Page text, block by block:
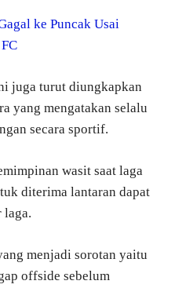
ke Puncak Usai
juga turut diungkapkan
yang mengatakan selalu
secara sportif.
wasit saat laga
diterima lantaran dapat
laga.
menjadi sorotan yaitu
offside sebelum